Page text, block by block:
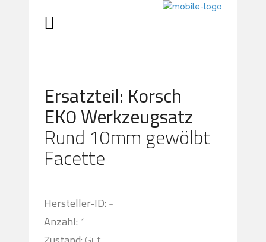
Ersatzteil: Korsch
EK0 Werkzeugsatz
Rund 10mm gewölbt
Facette
Hersteller-ID:-
Anzahl: 1